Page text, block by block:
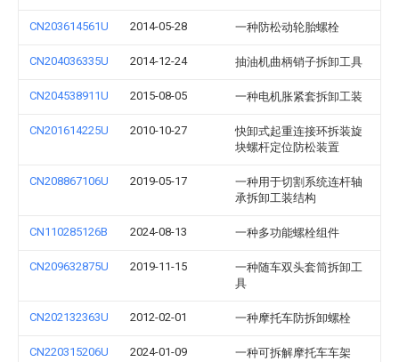
CN203614561U 2014-05-28 一种防松动轮胎螺栓
CN204036335U 2014-12-24 抽油机曲柄销子拆卸工具
CN204538911U 2015-08-05 一种电机胀紧套拆卸工装
CN201614225U 2010-10-27
快卸式起重连接环拆装旋
块螺杆定位防松装置
CN208867106U 2019-05-17
一种用于切割系统连杆轴
承拆卸工装结构
CN110285126B 2024-08-13 一种多功能螺栓组件
CN209632875U 2019-11-15
一种随车双头套筒拆卸工
具
CN202132363U 2012-02-01 一种摩托车防拆卸螺栓
CN220315206U 2024-01-09 一种可拆解摩托车车架